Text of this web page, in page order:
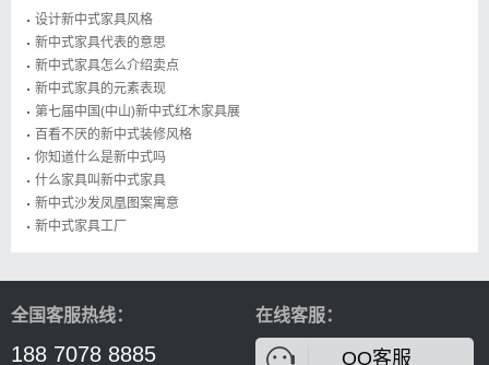
设计新中式家具风格
新中式家具代表的意思
新中式家具怎么介绍卖点
新中式家具的元素表现
第七届中国(中山)新中式红木家具展
百看不厌的新中式装修风格
你知道什么是新中式吗
什么家具叫新中式家具
新中式沙发凤凰图案寓意
新中式家具工厂
全国客服热线：
188 7078 8885
在线客服：
QQ客服